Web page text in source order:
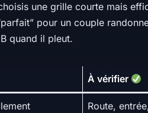
une grille courte mais
pour un couple
quand il pleut.
À vérifier
Route,